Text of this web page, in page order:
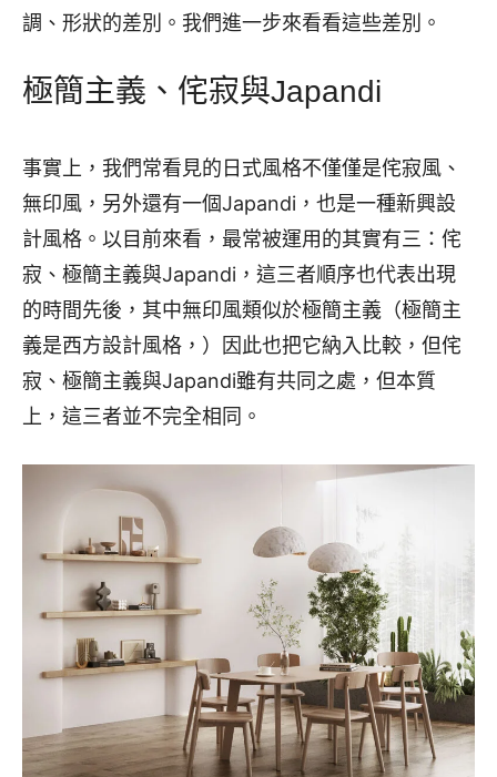
調、形狀的差別。我們進一步來看看這些差別。
極簡主義、侘寂與Japandi
事實上，我們常看見的日式風格不僅僅是侘寂風、
無印風，另外還有一個Japandi，也是一種新興設
計風格。以目前來看，最常被運用的其實有三：侘
寂、極簡主義與Japandi，這三者順序也代表出現
的時間先後，其中無印風類似於極簡主義（極簡主
義是西方設計風格，）因此也把它納入比較，但侘
寂、極簡主義與Japandi雖有共同之處，但本質
上，這三者並不完全相同。